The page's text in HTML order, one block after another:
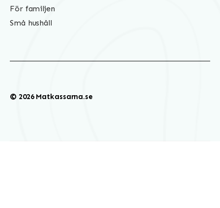
För familjen
Små hushåll
© 2026 Matkassarna.se